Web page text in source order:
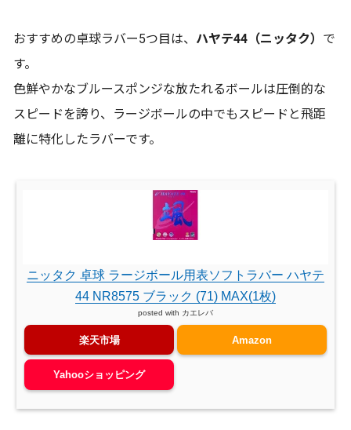
おすすめの卓球ラバー5つ目は、 ハヤテ44（ニッタク） で
す。
色鮮やかなブルースポンジな放たれるボールは圧倒的な
スピードを誇り、ラージボールの中でもスピードと飛距
離に特化したラバーです。
ニッタク 卓球 ラージボール用表ソフトラバー ハヤテ
44 NR8575 ブラック (71) MAX(1枚)
posted with カエレバ
楽天市場 Amazon
Yahooショッピング